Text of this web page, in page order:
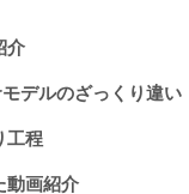
介
デルのざっくり違い
工程
動画紹介